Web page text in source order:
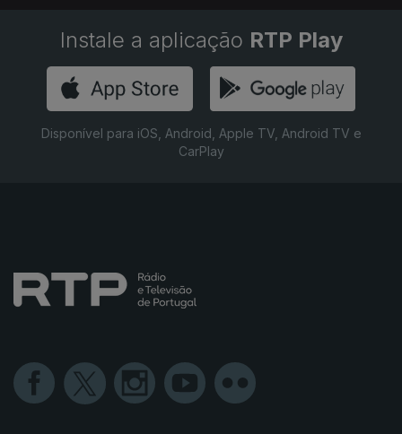
Instale a aplicação RTP Play
Disponível para iOS, Android, Apple TV, Android TV e
CarPlay